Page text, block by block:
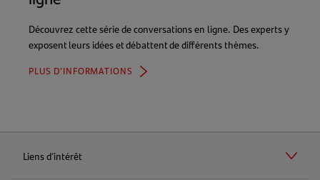
Découvrez cette série de conversations en ligne. Des experts y
exposent leurs idées et débattent de différents thèmes.
PLUS D’INFORMATIONS
Liens d’intérêt